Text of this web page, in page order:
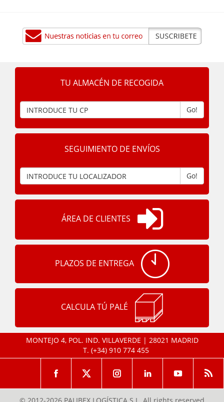
TU ALMACÉN DE RECOGIDA
Go!
SEGUIMIENTO DE ENVÍOS
Go!
ÁREA DE CLIENTES
PLAZOS DE ENTREGA
CALCULA TÚ PALÉ
MONTEJO 4, POL. IND. VILLAVERDE | 28021 MADRID
T. (+34) 910 774 455